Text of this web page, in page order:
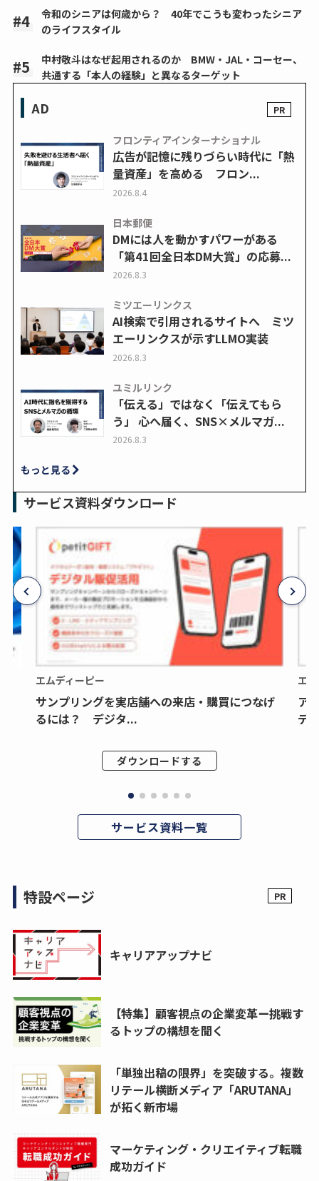
令和のシニアは何歳から？ 40年でこうも変わったシニア
のライフスタイル
中村敬斗はなぜ起用されるのか BMW・JAL・コーセー、
共通する「本人の経験」と異なるターゲット
AD
フロンティアインターナショナル
広告が記憶に残りづらい時代に「熱
量資産」を高める フロン...
2026.8.4
日本郵便
DMには人を動かすパワーがある
「第41回全日本DM大賞」の応募...
2026.8.3
ミツエーリンクス
AI検索で引用されるサイトへ ミツ
エーリンクスが示すLLMO実装
2026.8.3
ユミルリンク
「伝える」ではなく「伝えてもら
う」 心へ届く、SNS×メルマガ...
2026.8.3
もっと見る
サービス資料ダウンロード
エムディーピー
サンプリングを実店舗への来店・購買につなげ
るには？ デジタ...
ダウンロードする
エ
ア
デ
サービス資料一覧
特設ページ
キャリアアップナビ
【特集】顧客視点の企業変革ー挑戦す
るトップの構想を聞く
「単独出稿の限界」を突破する。複数
リテール横断メディア「ARUTANA」
が拓く新市場
マーケティング・クリエイティブ転職
成功ガイド